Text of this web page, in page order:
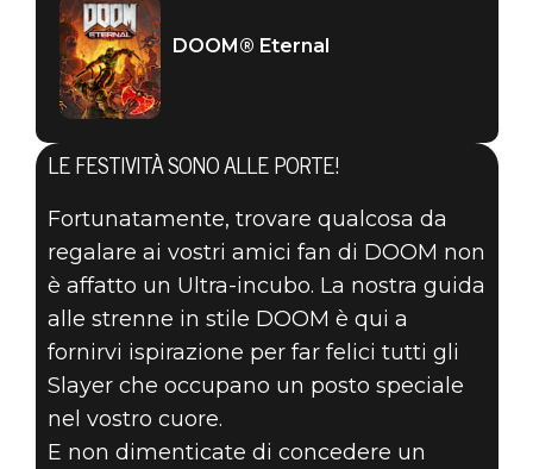
DOOM® Eternal
24 novembre 2020
DOOM® Eternal
LE FESTIVITÀ SONO ALLE PORTE!
Fortunatamente, trovare qualcosa da
regalare ai vostri amici fan di DOOM non
è affatto un Ultra-incubo. La nostra guida
alle strenne in stile DOOM è qui a
fornirvi ispirazione per far felici tutti gli
Slayer che occupano un posto speciale
nel vostro cuore.
E non dimenticate di concedere un